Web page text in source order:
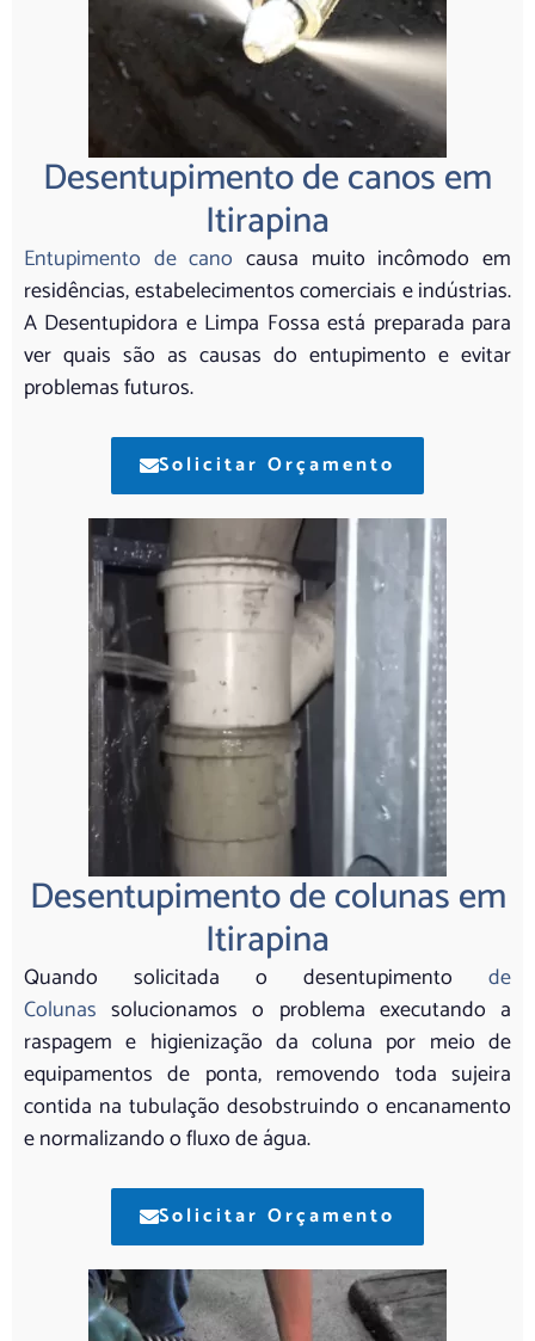
Desentupimento de canos em
Itirapina
Entupimento de cano causa muito incômodo em
residências, estabelecimentos comerciais e indústrias.
A Desentupidora e Limpa Fossa está preparada para
ver quais são as causas do entupimento e evitar
problemas futuros.
Solicitar Orçamento
Desentupimento de colunas em
Itirapina
Quando solicitada o desentupimento de
Colunas solucionamos o problema executando a
raspagem e higienização da coluna por meio de
equipamentos de ponta, removendo toda sujeira
contida na tubulação desobstruindo o encanamento
e normalizando o fluxo de água.
Solicitar Orçamento